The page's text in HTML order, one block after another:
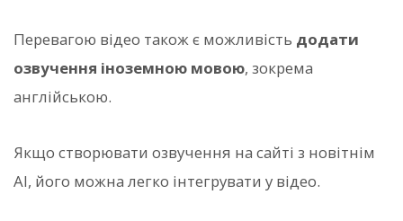
Перевагою відео також є можливість додати
озвучення іноземною мовою, зокрема
англійською.
Якщо створювати озвучення на сайті з новітнім
AI, його можна легко інтегрувати у відео.